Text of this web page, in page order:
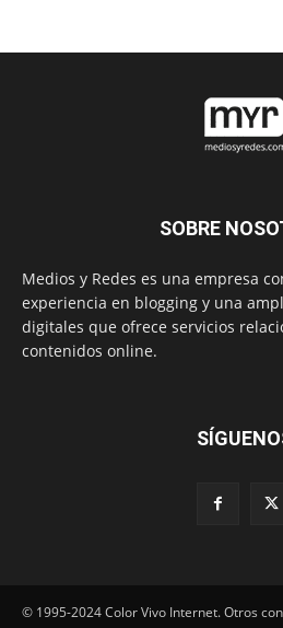
SOBRE
Medios y Redes es una empresa
experiencia en blogging y una
digitales que ofrece servicios
contenidos online.
© 1995-2024 Color Vivo Internet. Otros